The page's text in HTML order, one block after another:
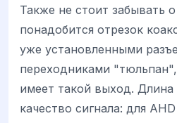
Также не стоит забывать
понадобится отрезок
уже установленными
переходниками
имеет такой выход. Длина
качество сигнала: для